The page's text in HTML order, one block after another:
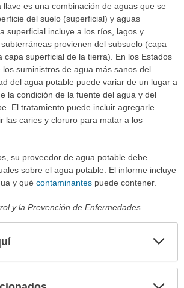
llave es una combinación de aguas que se
del suelo (superficial) y aguas
superficial incluye a los ríos, lagos y
provienen del subsuelo (capa
capa superficial de la tierra). En los Estados
los suministros de agua más sanos del
del agua potable puede variar de un lugar a
la condición de la fuente del agua y del
El tratamiento puede incluir agregarle
las caries y cloruro para matar a los
su proveedor de agua potable debe
sobre el agua potable. El informe incluye
y qué contaminantes puede contener.
y la Prevención de Enfermedades